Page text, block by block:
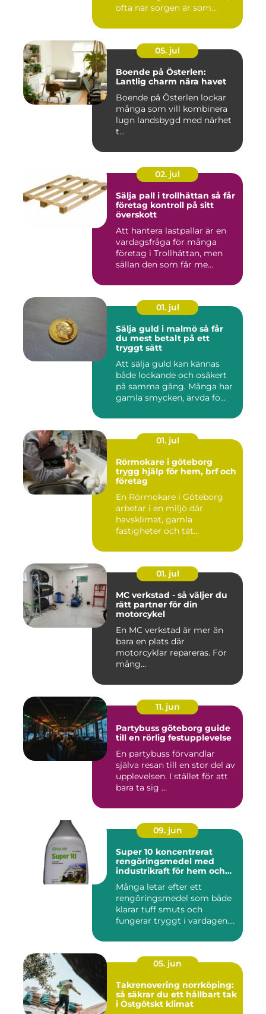
ofta när sorgen är som
05. jul
Boende på Österlen:
Lantlig charm nära havet
Boende på Österlen lockar
många som vill kombinera
lugn landsbygd med närhet
t...
02. jul
Sälja pall i trollhättan så får
företag kontroll på sitt
överskott
Att hantera lastpallar är en
vardagsfråga för många
företag i Trollhättan, men
sällan den som får me...
01. jul
Sälja guld i malmö så får
du mest betalt på ett
tryggt sätt
Att sälja guld kan kännas
både lockande och osäkert
på samma gång. Många har
gamla smycken, ärvda fö...
01. jul
Rörmokare i göteborg
trygg hjälp för hem, brf och
företag
En Rörmokare i Göteborg
arbetar i en miljö där
havsklimat, gamla
fastigheter och tät
01. jul
MC verkstad - så väljer du
rätt partner för din
motorcykel
En MC verkstad är mer än
bara en plats där
motorcyklar repareras. För
mång...
11. jun
Partybuss göteborg guide
till en rörlig festupplevelse
En partybuss förvandlar
själva resan till en stor del av
upplevelsen. I stället för att
bara ta sig ...
09. jun
Super 10 koncentrerat
rengöringsmedel med
industrikraft för hem och
Många letar efter ett
rengöringsmedel som både
klarar tuff smuts och
fungerar tryggt i vardagen.
05. jun
Takrenovering norrköping:
så säkrar du ett hållbart tak
i Östgötskt klimat